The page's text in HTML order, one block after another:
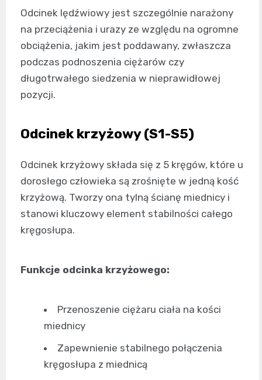
Odcinek lędźwiowy jest szczególnie narażony
na przeciążenia i urazy ze względu na ogromne
obciążenia, jakim jest poddawany, zwłaszcza
podczas podnoszenia ciężarów czy
długotrwałego siedzenia w nieprawidłowej
pozycji.
Odcinek krzyżowy (S1-S5)
Odcinek krzyżowy składa się z 5 kręgów, które u
dorosłego człowieka są zrośnięte w jedną kość
krzyżową. Tworzy ona tylną ścianę miednicy i
stanowi kluczowy element stabilności całego
kręgosłupa.
Funkcje odcinka krzyżowego:
Przenoszenie ciężaru ciała na kości
miednicy
Zapewnienie stabilnego połączenia
kręgosłupa z miednicą